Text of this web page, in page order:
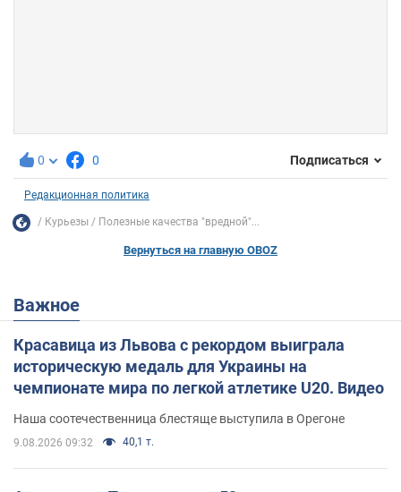
0 0 Подписаться
Редакционная политика
Курьезы Полезные качества "вредной"...
Вернуться на главную OBOZ
Важное
Красавица из Львова с рекордом выиграла
историческую медаль для Украины на
чемпионате мира по легкой атлетике U20. Видео
Наша соотечественница блестяще выступила в Орегоне
9.08.2026 09:32 40,1 т.